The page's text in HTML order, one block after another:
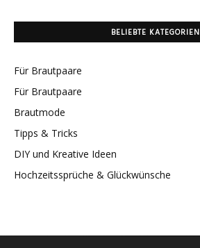
BELIEBTE KATEGORIEN
Für Brautpaare
Für Brautpaare
Brautmode
Tipps & Tricks
DIY und Kreative Ideen
Hochzeitssprüche & Glückwünsche